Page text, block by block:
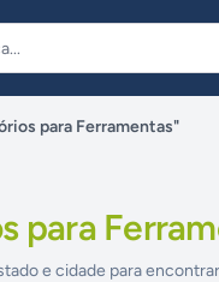
para Ferramentas"
para
e cidade para